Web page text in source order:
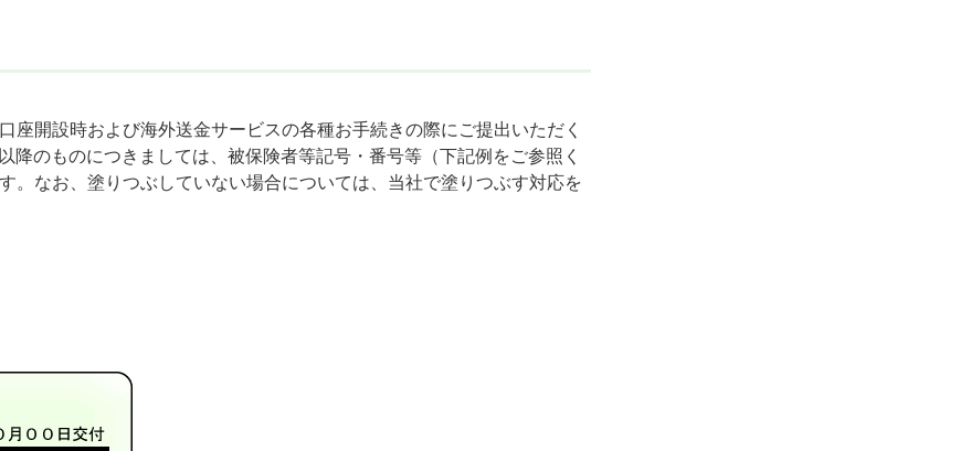
開設時および海外送金サービスの各種お手続きの際にご提出いただく
のものにつきましては、被保険者等記号・番号等（下記例をご参照く
。なお、塗りつぶしていない場合については、当社で塗りつぶす対応を